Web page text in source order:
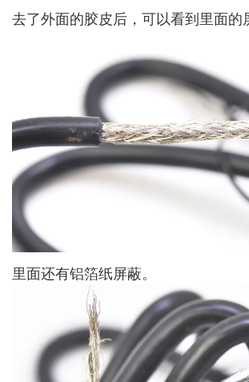
去了外面的胶皮后，可以看到里面的
里面还有铝箔纸屏蔽。